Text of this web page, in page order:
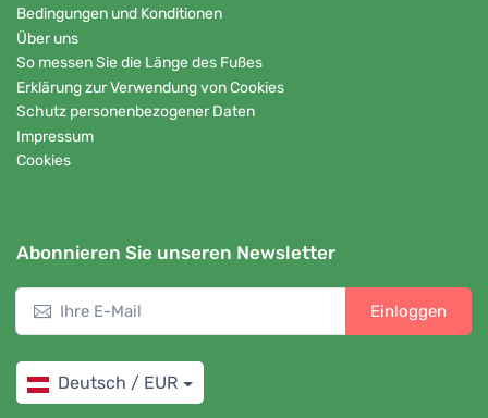
Bedingungen und Konditionen
Über uns
So messen Sie die Länge des Fußes
Erklärung zur Verwendung von Cookies
Schutz personenbezogener Daten
Impressum
Cookies
Abonnieren Sie unseren Newsletter
Einloggen
Deutsch / EUR